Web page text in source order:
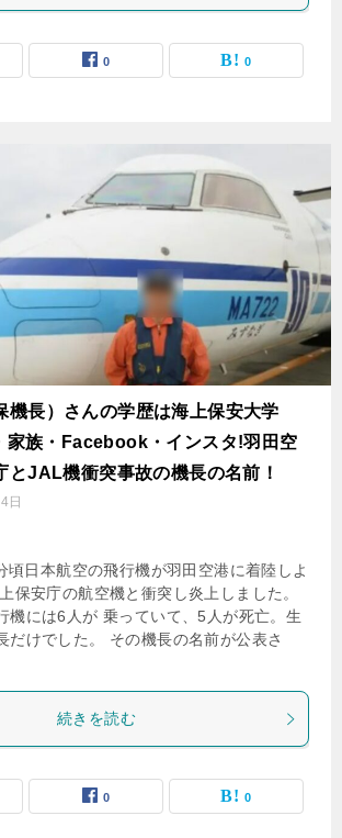
0 0
機長）さんの学歴は海上保安大学
家族・Facebook・インスタ!羽田空
とJAL機衝突事故の機長の名前！
日
頃日本航空の飛行機が羽田空港に着陸しよ
保安庁の航空機と衝突し炎上しました。
機には6人が 乗っていて、5人が死亡。生
だけでした。 その機長の名前が公表さ
続きを読む
0 0